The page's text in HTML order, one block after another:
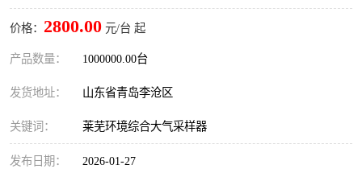
价格： 2800.00 元/台 起
产品数量： 1000000.00台
发货地址： 山东省青岛李沧区
关键词： 莱芜环境综合大气采样器
发布日期： 2026-01-27
烟尘净化器